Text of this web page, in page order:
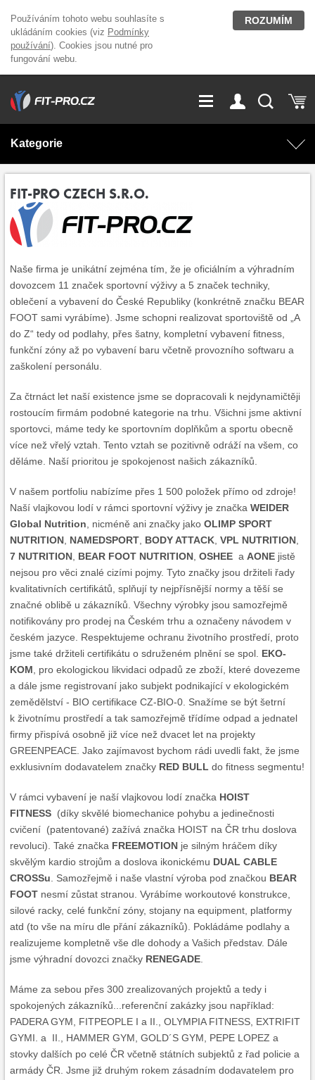
Používáním tohoto webu souhlasíte s
ukládáním cookies (viz Podmínky
používání). Cookies jsou nutné pro
fungování webu.
ROZUMÍM
GDPR
Kariéra Kontakt
Přihlášení
Kategorie
Doplňky stravy Fitness vybavení
OUTLET OBLEČENÍ Posilovací stroje
Značky
FIT-PRO CZECH S.R.O.
Naše firma je unikátní zejména tím, že je oficiálním a výhradním
dovozcem 11 značek sportovní výživy a 5 značek techniky,
oblečení a vybavení do České Republiky (konkrétně značku BEAR
FOOT sami vyrábíme). Jsme schopni realizovat sportoviště od „A
do Z“ tedy od podlahy, přes šatny, kompletní vybavení fitness,
funkční zóny až po vybavení baru včetně provozního softwaru a
zaškolení personálu.
Za čtrnáct let naší existence jsme se dopracovali k nejdynamičtěji
rostoucím firmám podobné kategorie na trhu. Všichni jsme aktivní
sportovci, máme tedy ke sportovním doplňkům a sportu obecně
více než vřelý vztah. Tento vztah se pozitivně odráží na všem, co
děláme. Naší prioritou je spokojenost našich zákazníků.
V našem portfoliu nabízíme přes 1 500 položek přímo od zdroje!
Naší vlajkovou lodí v rámci sportovní výživy je značka WEIDER
Global Nutrition , nicméně ani značky jako OLIMP SPORT
NUTRITION NAMEDSPORT BODY ATTACK VPL NUTRITION
7 NUTRITION BEAR FOOT NUTRITION OSHEE a AONE jistě
nejsou pro věci znalé cizími pojmy. Tyto značky jsou držiteli řady
kvalitativních certifikátů, splňují ty nejpřísnější normy a těší se
značné oblibě u zákazníků. Všechny výrobky jsou samozřejmě
notifikovány pro prodej na Českém trhu a označeny návodem v
českém jazyce. Respektujeme ochranu životního prostředí, proto
jsme také držiteli certifikátu o sdruženém plnění se spol. EKO-
KOM , pro ekologickou likvidaci odpadů ze zboží, které dovezeme
a dále jsme registrovaní jako subjekt podnikající v ekologickém
zemědělství - BIO certifikace CZ-BIO-0. Snažíme se být šetrní
k životnímu prostředí a tak samozřejmě třídíme odpad a jednatel
firmy přispívá osobně již více než dvacet let na projekty
GREENPEACE. Jako zajímavost bychom rádi uvedli fakt, že jsme
exklusivním dodavatelem značky RED BULL do fitness segmentu!
V rámci vybavení je naší vlajkovou lodí značka HOIST
FITNESS (díky skvělé biomechanice pohybu a jedinečnosti
cvičení (patentované) zažívá značka HOIST na ČR trhu doslova
revoluci). Také značka FREEMOTION je silným hráčem díky
skvělým kardio strojům a doslova ikonickému DUAL CABLE
CROSSu . Samozřejmě i naše vlastní výroba pod značkou BEAR
FOOT nesmí zůstat stranou. Vyrábíme workoutové konstrukce,
silové racky, celé funkční zóny, stojany na equipment, platformy
atd (to vše na míru dle přání zákazníků). Pokládáme podlahy a
realizujeme kompletně vše dle dohody a Vašich představ. Dále
jsme výhradní dovozci značky RENEGADE
Máme za sebou přes 300 zrealizovaných projektů a tedy i
spokojených zákazníků...referenční zakázky jsou například:
PADERA GYM, FITPEOPLE I a II., OLYMPIA FITNESS, EXTRIFIT
GYMI. a II., HAMMER GYM, GOLD´S GYM, PEPE LOPEZ a
stovky dalších po celé ČR včetně státních subjektů z řad policie a
armády ČR. Jsme již druhým rokem zásadním dodavatelem pro